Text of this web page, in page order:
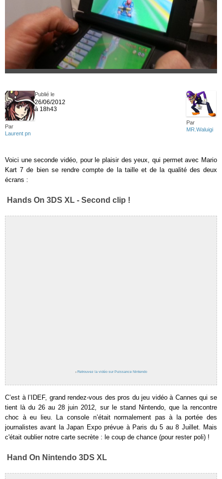
Par
Laurent pn
Par
MR.Waluigi
Publié le
26/06/2012
à 18h43
Voici une seconde vidéo, pour le plaisir des yeux, qui permet avec Mario
Kart 7 de bien se rendre compte de la taille et de la qualité des deux
écrans :
Hands On 3DS XL - Second clip !
› Retrouvez la vidéo sur Puissance Nintendo
C’est à l’IDEF, grand rendez-vous des pros du jeu vidéo à Cannes qui se
tient là du 26 au 28 juin 2012, sur le stand Nintendo, que la rencontre
choc à eu lieu. La console n’était normalement pas à la portée des
journalistes avant la Japan Expo prévue à Paris du 5 au 8 Juillet. Mais
c'était oublier notre carte secrète : le coup de chance (pour rester poli) !
Hand On Nintendo 3DS XL